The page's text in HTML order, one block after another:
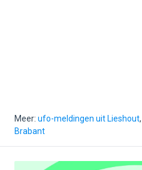
Meer: ufo-meldingen uit Lieshout,
Brabant